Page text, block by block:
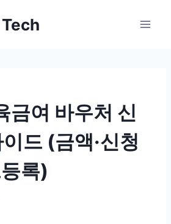
여 바우처 신
드 (금액·신청
록)